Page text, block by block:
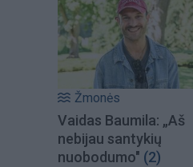
Žmonės
Vaidas Baumila: „Aš
nebijau santykių
nuobodumo" (2)